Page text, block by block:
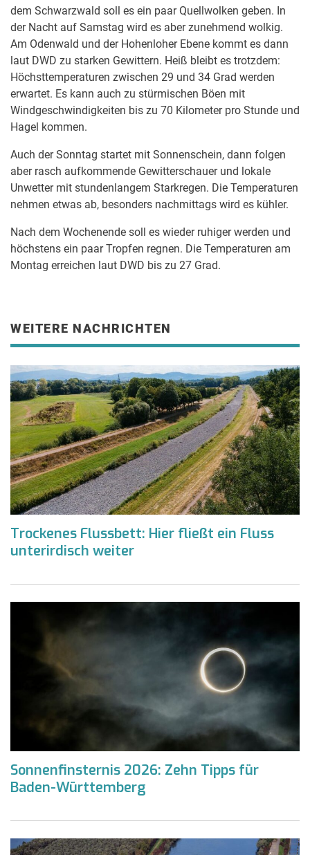
dem Schwarzwald soll es ein paar Quellwolken geben. In
der Nacht auf Samstag wird es aber zunehmend wolkig.
Am Odenwald und der Hohenloher Ebene kommt es dann
laut DWD zu starken Gewittern. Heiß bleibt es trotzdem:
Höchsttemperaturen zwischen 29 und 34 Grad werden
erwartet. Es kann auch zu stürmischen Böen mit
Windgeschwindigkeiten bis zu 70 Kilometer pro Stunde und
Hagel kommen.
Auch der Sonntag startet mit Sonnenschein, dann folgen
aber rasch aufkommende Gewitterschauer und lokale
Unwetter mit stundenlangem Starkregen. Die Temperaturen
nehmen etwas ab, besonders nachmittags wird es kühler.
Nach dem Wochenende soll es wieder ruhiger werden und
höchstens ein paar Tropfen regnen. Die Temperaturen am
Montag erreichen laut DWD bis zu 27 Grad.
WEITERE NACHRICHTEN
Trockenes Flussbett: Hier fließt ein Fluss
unterirdisch weiter
Sonnenfinsternis 2026: Zehn Tipps für
Baden-Württemberg